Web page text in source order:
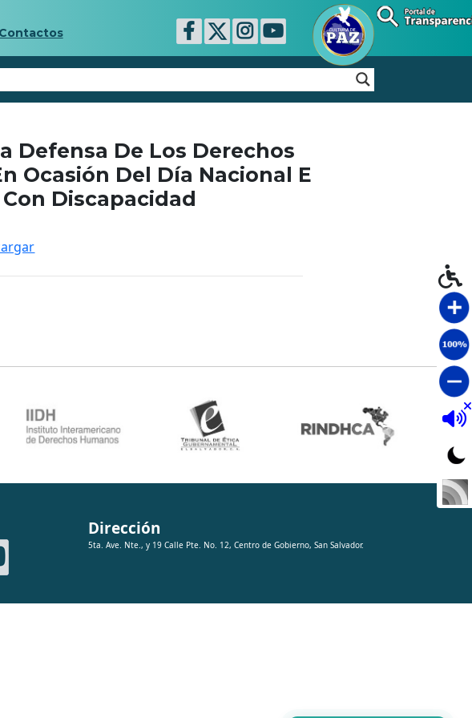
Contactos
Defensa De Los Derechos
Ocasión Del Día Nacional E
Discapacidad
Dirección
5ta. Ave. Nte., y 19 Calle Pte. No. 12, Centro de Gobierno, San Salvador.